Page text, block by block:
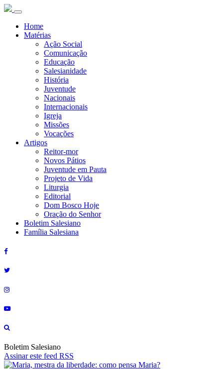
Home
Matérias
Ação Social
Comunicação
Educação
Salesianidade
História
Juventude
Nacionais
Internacionais
Igreja
Missões
Vocações
Artigos
Reitor-mor
Novos Pátios
Juventude em Pauta
Projeto de Vida
Liturgia
Editorial
Dom Bosco Hoje
Oração do Senhor
Boletim Salesiano
Família Salesiana
Boletim Salesiano
Assinar este feed RSS